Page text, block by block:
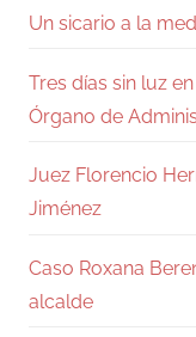
Un sicario a la
Tres días sin luz
Órgano de
Juez Florencio
Jiménez
Caso Roxana
alcalde